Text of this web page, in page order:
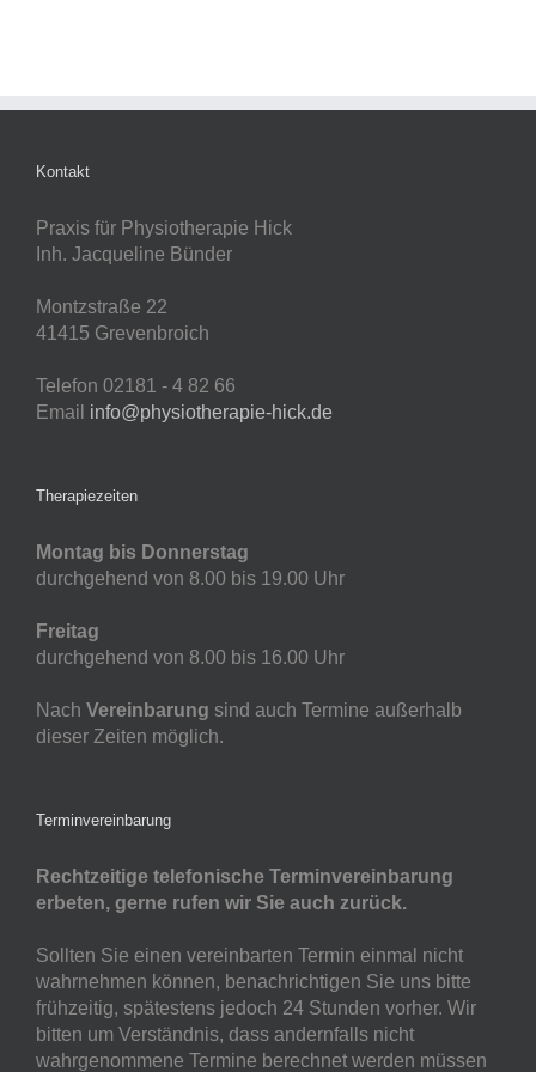
Kontakt
Praxis für Physiotherapie Hick
Inh. Jacqueline Bünder
Montzstraße 22
41415 Grevenbroich
Telefon 02181 - 4 82 66
Email info@physiotherapie-hick.de
Therapiezeiten
Montag bis Donnerstag
durchgehend von 8.00 bis 19.00 Uhr
Freitag
durchgehend von 8.00 bis 16.00 Uhr
Nach Vereinbarung sind auch Termine außerhalb
dieser Zeiten möglich.
Terminvereinbarung
Rechtzeitige telefonische Terminvereinbarung
erbeten, gerne rufen wir Sie auch zurück.
Sollten Sie einen vereinbarten Termin einmal nicht
wahrnehmen können, benachrichtigen Sie uns bitte
frühzeitig, spätestens jedoch 24 Stunden vorher. Wir
bitten um Verständnis, dass andernfalls nicht
wahrgenommene Termine berechnet werden müssen